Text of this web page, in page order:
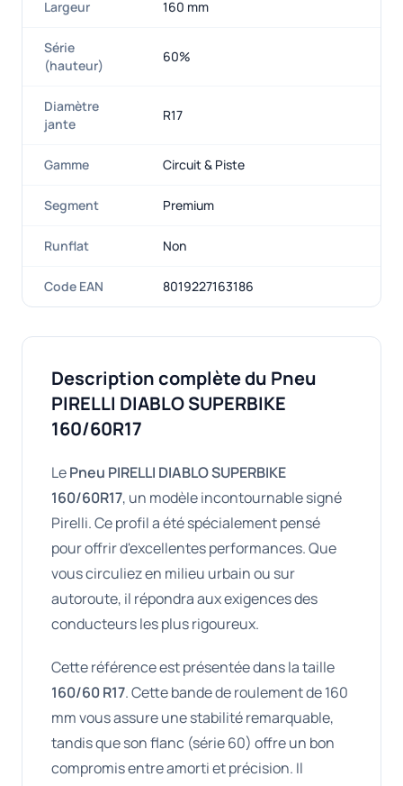
Largeur 160 mm
Série
(hauteur)
60%
Diamètre
jante
R17
Gamme Circuit & Piste
Segment Premium
Runflat Non
Code EAN 8019227163186
Description complète du Pneu
PIRELLI DIABLO SUPERBIKE
160/60R17
LePneu PIRELLI DIABLO SUPERBIKE
160/60R17, un modèle incontournable signé
Pirelli. Ce profil a été spécialement pensé
pour offrir d'excellentes performances. Que
vous circuliez en milieu urbain ou sur
autoroute, il répondra aux exigences des
conducteurs les plus rigoureux.
Cette référence est présentée dans la taille
160/60 R17. Cette bande de roulement de 160
mm vous assure une stabilité remarquable,
tandis que son flanc (série 60) offre un bon
compromis entre amorti et précision. Il